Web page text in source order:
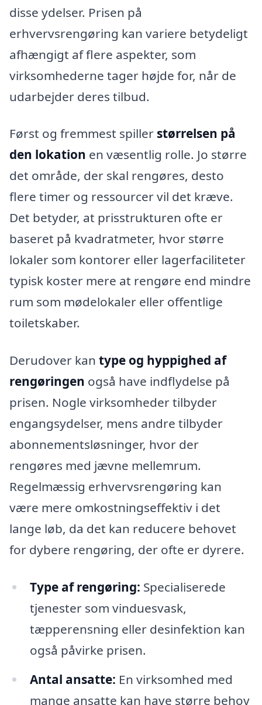
disse ydelser. Prisen på
erhvervsrengøring kan variere betydeligt
afhængigt af flere aspekter, som
virksomhederne tager højde for, når de
udarbejder deres tilbud.
Først og fremmest spiller størrelsen på
den lokation en væsentlig rolle. Jo større
det område, der skal rengøres, desto
flere timer og ressourcer vil det kræve.
Det betyder, at prisstrukturen ofte er
baseret på kvadratmeter, hvor større
lokaler som kontorer eller lagerfaciliteter
typisk koster mere at rengøre end mindre
rum som mødelokaler eller offentlige
toiletskaber.
Derudover kan type og hyppighed af
rengøringen også have indflydelse på
prisen. Nogle virksomheder tilbyder
engangsydelser, mens andre tilbyder
abonnementsløsninger, hvor der
rengøres med jævne mellemrum.
Regelmæssig erhvervsrengøring kan
være mere omkostningseffektiv i det
lange løb, da det kan reducere behovet
for dybere rengøring, der ofte er dyrere.
Type af rengøring: Specialiserede
tjenester som vinduesvask,
tæpperensning eller desinfektion kan
også påvirke prisen.
Antal ansatte: En virksomhed med
mange ansatte kan have større behov